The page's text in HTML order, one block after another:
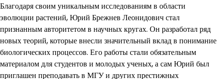
Благодаря своим уникальным исследованиям в области
эволюции растений, Юрий Брежнев Леонидович стал
признанным авторитетом в научных кругах. Он разработал ряд
новых теорий, которые внесли значительный вклад в понимание
биологических процессов. Его работы стали обязательным
материалом для студентов и молодых ученых, а сам Юрий был
приглашен преподавать в МГУ и других престижных